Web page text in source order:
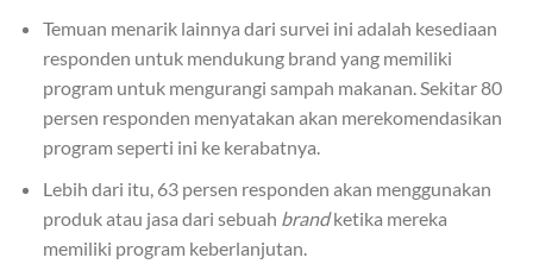
Temuan menarik lainnya dari survei ini adalah kesediaan
responden untuk mendukung brand yang memiliki
program untuk mengurangi sampah makanan. Sekitar 80
persen responden menyatakan akan merekomendasikan
program seperti ini ke kerabatnya.
Lebih dari itu, 63 persen responden akan menggunakan
produk atau jasa dari sebuah brandketika mereka
memiliki program keberlanjutan.